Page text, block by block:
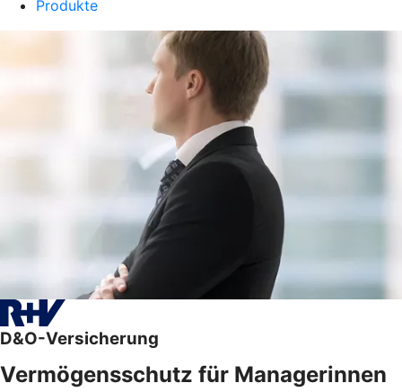
Produkte
D&O-Versicherung
Vermögensschutz für Managerinnen